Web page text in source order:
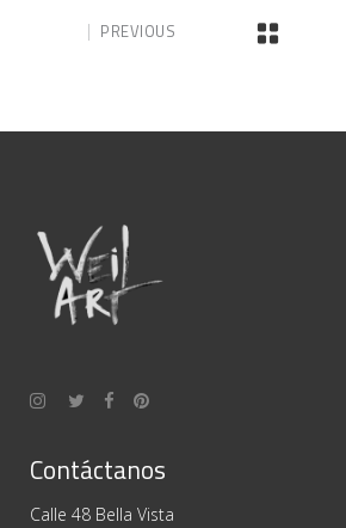
PREVIOUS
Contáctanos
Calle 48 Bella Vista